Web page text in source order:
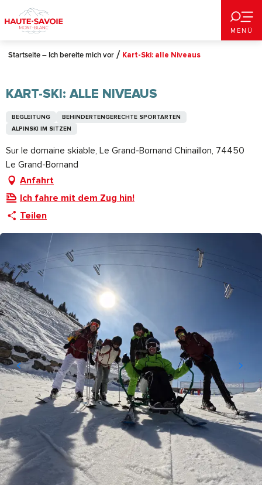
au
contenu
principal
MENÜ
Startseite – Ich bereite mich vor Kart-Ski: alle Niveaus
KART-SKI: ALLE NIVEAUS
BEGLEITUNG
BEHINDERTENGERECHTE SPORTARTEN
ALPINSKI IM SITZEN
Sur le domaine skiable, Le Grand-Bornand Chinaillon, 74450
Le Grand-Bornand
Anfahrt
Ich fahre mit dem Zug hin!
Teilen